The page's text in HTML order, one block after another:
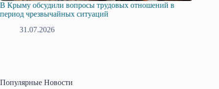
В Крыму обсудили вопросы трудовых отношений в
период чрезвычайных ситуаций
31.07.2026
Популярные Новости